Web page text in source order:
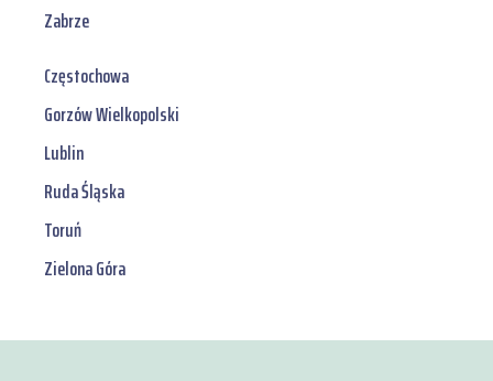
Zabrze
Częstochowa
Gorzów Wielkopolski
Lublin
Ruda Śląska
Toruń
Zielona Góra